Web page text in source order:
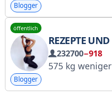
Blogger
öffentlich
REZEPTE UND
232700−918
575 kg weniger in
Blogger